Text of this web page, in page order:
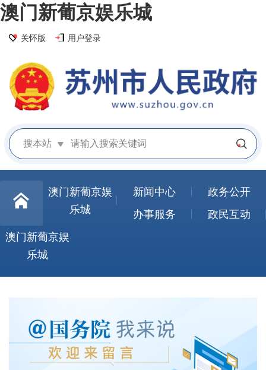
澳门新葡京娱乐城
关怀版 用户登录
搜本站
澳门新葡京娱
乐城
新闻中心
政务公开
办事服务
政民互动
澳门新葡京娱
乐城